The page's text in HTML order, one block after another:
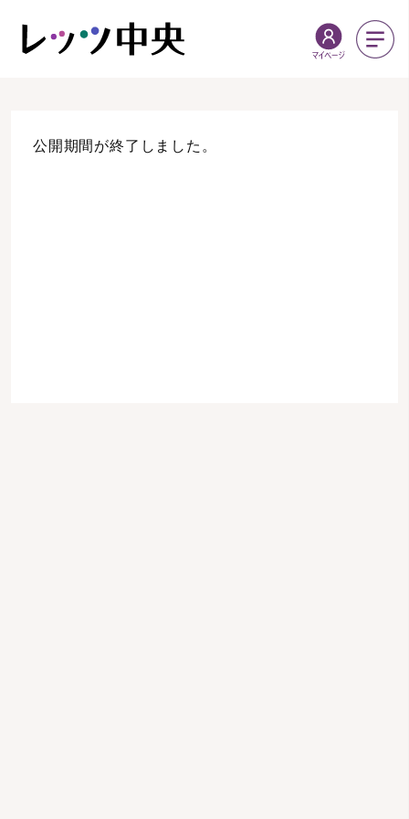
公開期間が終了しました。